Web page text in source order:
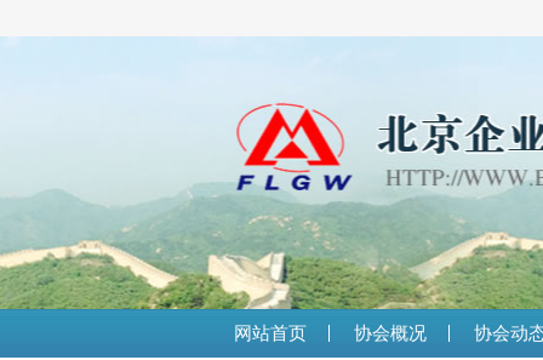
网站首页 协会概况 协会动